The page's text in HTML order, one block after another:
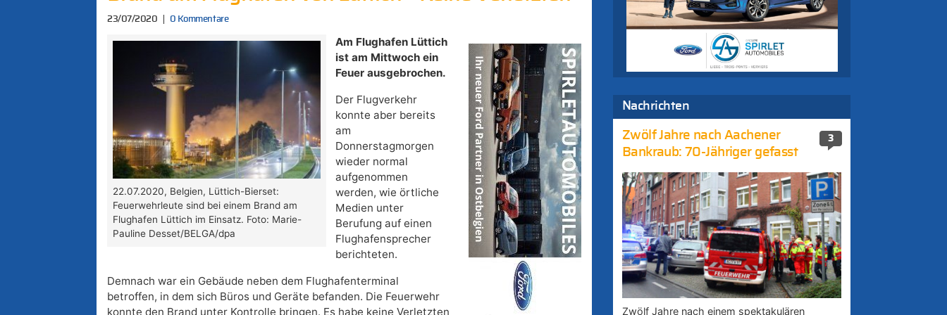
23/07/2020 0 Kommentare
22.07.2020, Belgien, Lüttich-Bierset:
Feuerwehrleute sind bei einem Brand am
Flughafen Lüttich im Einsatz. Foto: Marie-
Pauline Desset/BELGA/dpa
Am Flughafen Lüttich
ist am Mittwoch ein
Feuer ausgebrochen.
Der Flugverkehr
konnte aber bereits
am
Donnerstagmorgen
wieder normal
aufgenommen
werden, wie örtliche
Medien unter
Berufung auf einen
Flughafensprecher
berichteten.
Demnach war ein Gebäude neben dem Flughafenterminal
betroffen, in dem sich Büros und Geräte befanden. Die Feuerwehr
konnte den Brand unter Kontrolle bringen. Es habe keine Verletzten
Nachrichten
3
Zwölf Jahre nach Aachener
Bankraub: 70-Jähriger gefasst
Zwölf Jahre nach einem spektakulären